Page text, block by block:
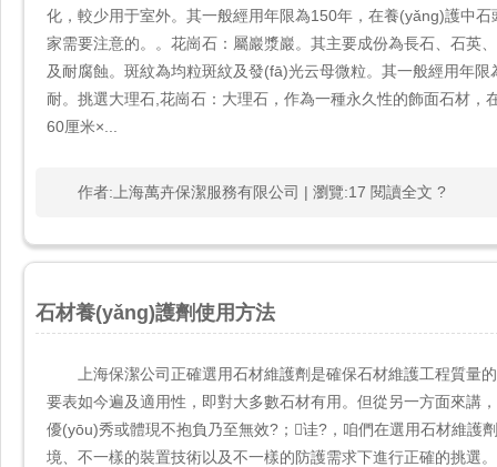
化，較少用于室外。其一般經用年限為150年，在養(yǎng)護中
家需要注意的。。花崗石：屬巖漿巖。其主要成份為長石、
及耐腐蝕。斑紋為均粒斑紋及發(fā)光云母微粒。其一般經用年限為
耐。挑選大理石,花崗石：大理石，作為一種永久性的飾面石材
60厘米×...
作者:上海萬卉保潔服務有限公司 | 瀏覽:17 閱讀全文 ?
石材養(yǎng)護劑使用方法
上海保潔公司正確選用石材維護劑是確保石材維護工程質量的關
要表如今遍及適用性，即對大多數石材有用。但從另一方面來
優(yōu)秀或體現不抱負乃至無效?；诖?，咱們在選用石材
境、不一樣的裝置技術以及不一樣的防護需求下進行正確的挑選